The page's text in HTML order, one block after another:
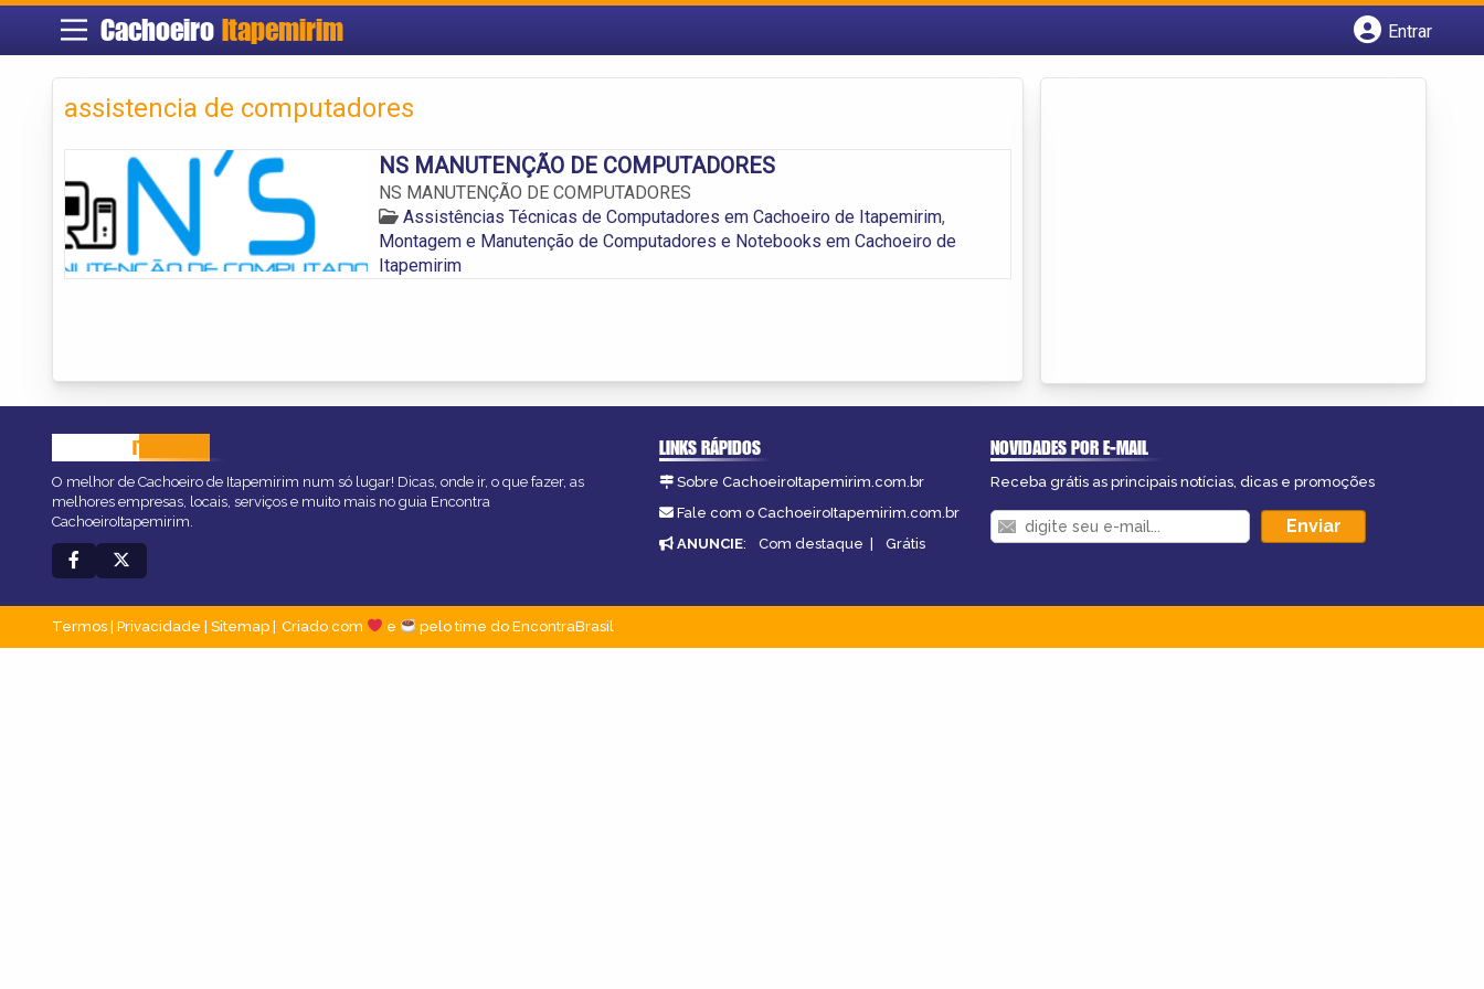
Cachoeiro Itapemirim
Entrar
assistencia de computadores
NS MANUTENÇÃO DE COMPUTADORES
NS MANUTENÇÃO DE COMPUTADORES
Assistências Técnicas de Computadores em Cachoeiro de Itapemirim,
Montagem e Manutenção de Computadores e Notebooks em Cachoeiro de
Itapemirim
ITAPEMIRIM
O melhor de Cachoeiro de Itapemirim num só lugar! Dicas, onde ir, o que fazer, as
melhores empresas, locais, serviços e muito mais no guia Encontra
CachoeiroItapemirim.
LINKS RÁPIDOS
Sobre CachoeiroItapemirim.com.br
Fale com o CachoeiroItapemirim.com.br
ANUNCIE: Com destaque | Grátis
NOVIDADES POR E-MAIL
Receba grátis as principais notícias, dicas e promoções
Termos | Privacidade | Sitemap Criado com e pelo time do EncontraBrasil